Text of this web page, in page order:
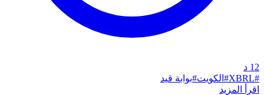
12 د
#
XBRL
# الكويت#بوابة قيد
اقرأ المزيد